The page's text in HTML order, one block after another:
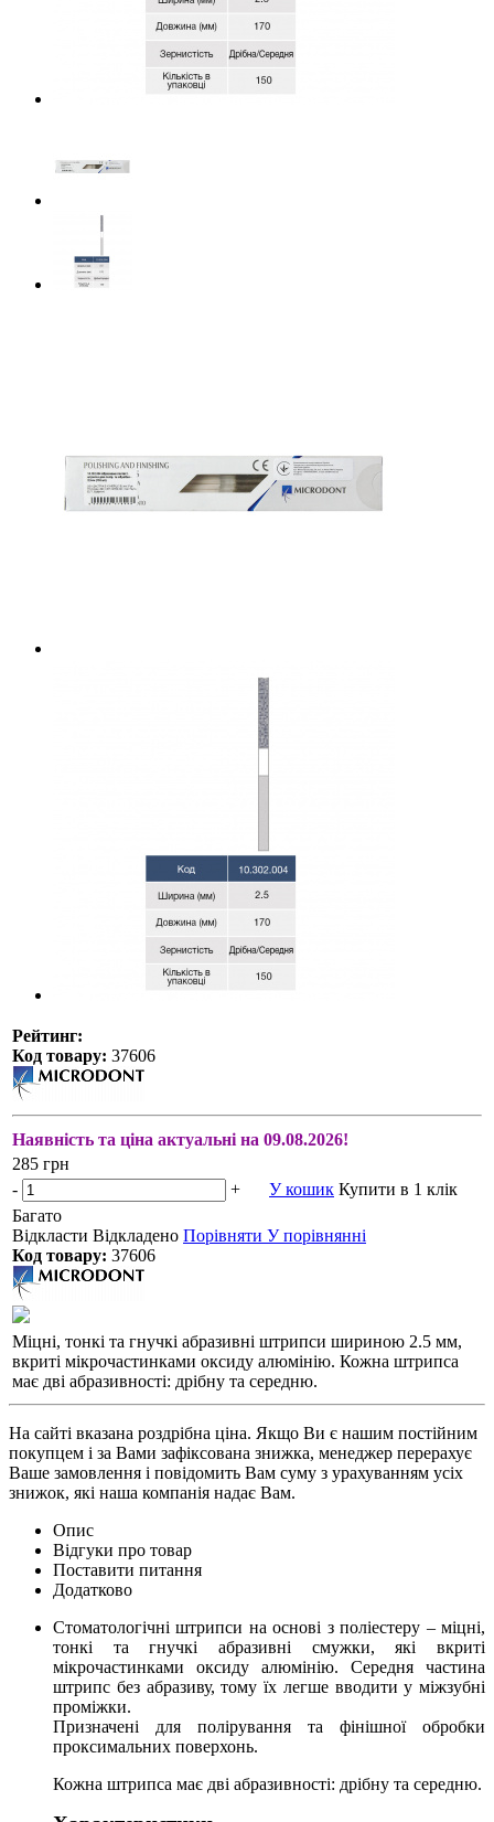
Рейтинг:
Код товару: 37606
Наявність та ціна актуальні на 09.08.2026!
285 грн
-
+ У кошик Купити в 1 клік
Багато
Відкласти Відкладено Порівняти У порівнянні
Код товару: 37606
Міцні, тонкі та гнучкі абразивні штрипси шириною 2.5 мм,
вкриті мікрочастинками оксиду алюмінію. Кожна штрипса
має дві абразивності: дрібну та середню.
На сайті вказана роздрібна ціна. Якщо Ви є нашим постійним
покупцем і за Вами зафіксована знижка, менеджер перерахує
Ваше замовлення і повідомить Вам суму з урахуванням усіх
знижок, які наша компанія надає Вам.
Опис
Відгуки про товар
Поставити питання
Додатково
Стоматологічні штрипси на основі з поліестеру – міцні,
тонкі та гнучкі абразивні смужки, які вкриті
мікрочастинками оксиду алюмінію. Середня частина
штрипс без абразиву, тому їх легше вводити у міжзубні
проміжки.
Призначені для полірування та фінішної обробки
проксимальних поверхонь.
Кожна штрипса має дві абразивності: дрібну та середню.